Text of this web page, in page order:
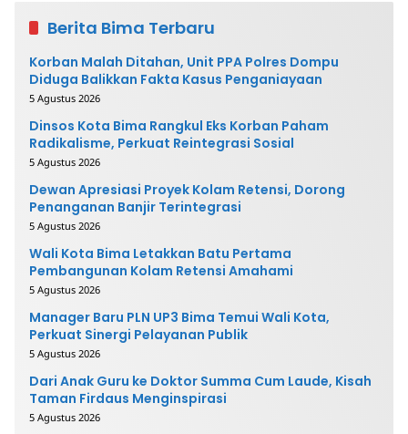
Berita Bima Terbaru
Korban Malah Ditahan, Unit PPA Polres Dompu
Diduga Balikkan Fakta Kasus Penganiayaan
5 Agustus 2026
Dinsos Kota Bima Rangkul Eks Korban Paham
Radikalisme, Perkuat Reintegrasi Sosial
5 Agustus 2026
Dewan Apresiasi Proyek Kolam Retensi, Dorong
Penanganan Banjir Terintegrasi
5 Agustus 2026
Wali Kota Bima Letakkan Batu Pertama
Pembangunan Kolam Retensi Amahami
5 Agustus 2026
Manager Baru PLN UP3 Bima Temui Wali Kota,
Perkuat Sinergi Pelayanan Publik
5 Agustus 2026
Dari Anak Guru ke Doktor Summa Cum Laude, Kisah
Taman Firdaus Menginspirasi
5 Agustus 2026